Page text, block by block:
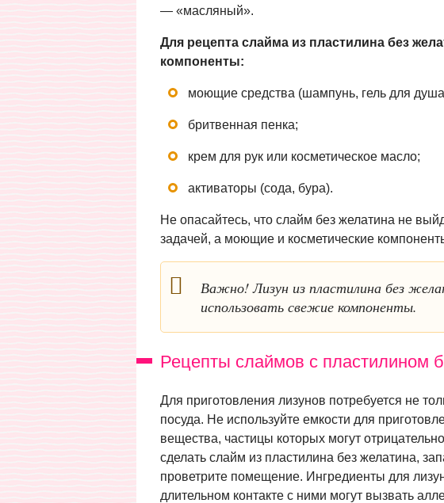
— «масляный».
Для рецепта слайма из пластилина без
компоненты:
моющие средства (шампунь, гель для
бритвенная пенка;
крем для рук или косметическое масло;
активаторы (сода, бура).
Не опасайтесь, что слайм без желатина не
задачей, а моющие и косметические
Важно! Лизун из пластилина без
использовать свежие компоненты.
Рецепты слаймов с пластилином
Для приготовления лизунов потребуется не
посуда. Не используйте емкости для
вещества, частицы которых могут
сделать слайм из пластилина без желатина,
проветрите помещение. Ингредиенты для
длительном контакте с ними могут вызвать